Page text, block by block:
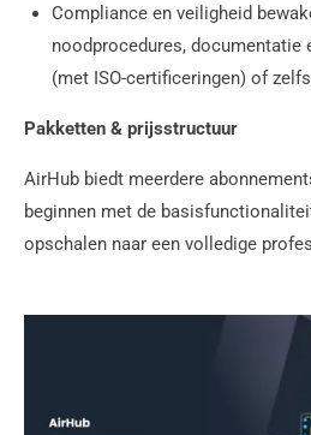
Compliance en veiligheid
noodprocedures, documentatie
(met ISO-certificeringen) of
Pakketten & prijsstructuur
AirHub biedt meerdere
beginnen met de
opschalen naar een volledige